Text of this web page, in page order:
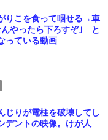
りこを食って咽せる→車
んやったら下ろすぞ｣ と
っている動画
じりが電柱を破壊してし
デントの映像。けが人